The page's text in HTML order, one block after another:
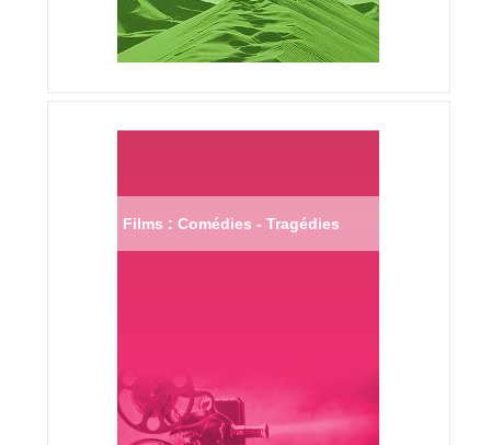
Films : Comédies - Tragédies